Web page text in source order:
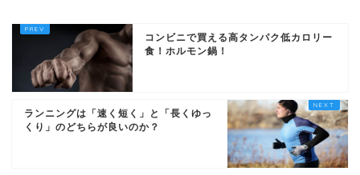
コンビニで買える高タンパク低カロリー
食！ホルモン鍋！
ランニングは「速く短く」と「長くゆっ
くり」のどちらが良いのか？